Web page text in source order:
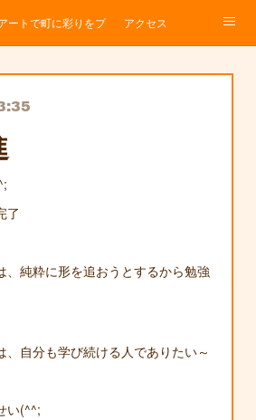
ートで町に彩りをプロジェクト
アクセス
了
、純粋に形を追おうとするから勉強
、自分も学び続ける人でありたい～
い(^^;